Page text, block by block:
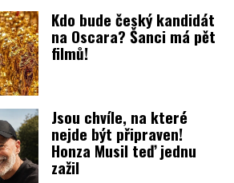
Kdo bude český kandidát
na Oscara? Šanci má pět
filmů!
Jsou chvíle, na které
nejde být připraven!
Honza Musil teď jednu
zažil